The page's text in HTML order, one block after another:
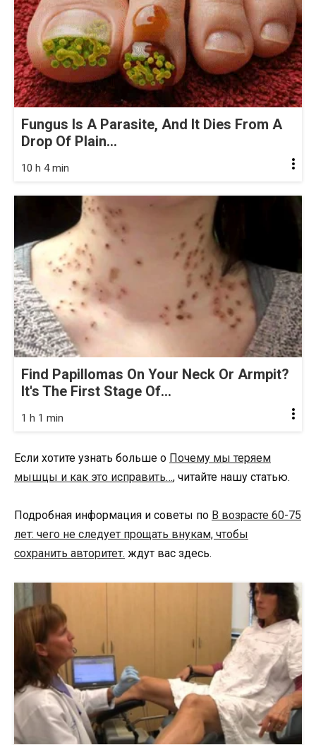
Fungus Is A Parasite, And It Dies From A
Drop Of Plain...
10 h 4 min
Find Papillomas On Your Neck Or Armpit?
It's The First Stage Of...
1 h 1 min
Если хотите узнать больше о Почему мы теряем
мышцы и как это исправить…, читайте нашу статью.
Подробная информация и советы по В возрасте 60-75
лет: чего не следует прощать внукам, чтобы
сохранить авторитет. ждут вас здесь.